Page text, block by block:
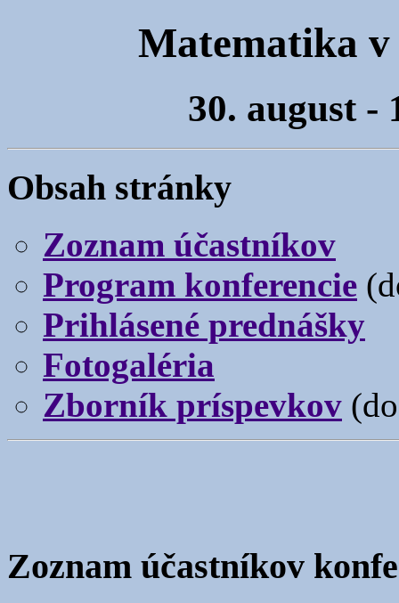
Matematika v
30. august -
Obsah stránky
Zoznam účastníkov
Program konferencie
Prihlásené prednášky
Fotogaléria
Zborník príspevkov
Zoznam účastníkov